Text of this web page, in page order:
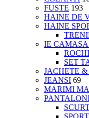
FUSTE 193
HAINE DE
HAINE
IE
SET
JACHETE
JEANSI 69
MARIMI
SPORT